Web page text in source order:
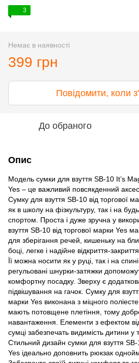
3
Немає в наявності
399 грн
Повідомити, коли
До обраного
Опис
Модель сумки для взуття SB-10 It’s
Yes – це важливий повсякденний
Сумку для взуття SB-10 від торгової
як в школу на фізкультуру, так і на
спортом. Проста і дуже зручна у
взуття SB-10 від торгової марки Yes
для зберігання речей, кишеньку на
боці, легке і надійне відкриття-
Її можна носити як у руці, так і на
регульовані шнурки-затяжки
комфортну посадку. Зверху є
підвішування на гачок. Сумку для
марки Yes виконана з міцного
мають потовщене плетіння, тому
навантаження. Елементи з ефектом
сумці забезпечать видимість дитини у
Стильний дизайн сумки для взуття
Yes ідеально доповнить рюкзак